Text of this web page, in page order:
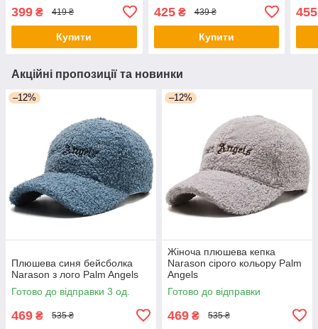
399 ₴ 419 ₴
Купити
425₴ 439 ₴
Купити
455
Акційні пропозиції та новинки
–12%
Плюшева синя бейсболка
Narason з лого Palm Angels
Готово до відправки 3 од.
469 ₴ 535 ₴
–12%
Жіноча плюшева кепка
Narason сірого кольору Palm
Angels
Готово до відправки
469 ₴ 535 ₴